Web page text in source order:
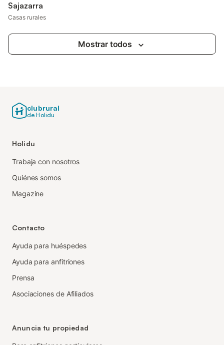
Sajazarra
Casas rurales
Mostrar todos
clubrural
de Holidu
Holidu
Trabaja con nosotros
Quiénes somos
Magazine
Contacto
Ayuda para huéspedes
Ayuda para anfitriones
Prensa
Asociaciones de Afiliados
Anuncia tu propiedad